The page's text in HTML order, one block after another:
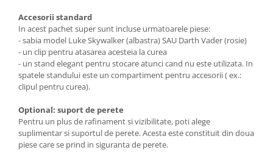
Accesorii standard
In acest pachet super sunt incluse urmatoarele piese:
- sabia model Luke Skywalker (albastra) SAU Darth Vader (rosie)
- un clip pentru atasarea acesteia la curea
- un stand elegant pentru stocare atunci cand nu este utilizata. In
spatele standului este un compartiment pentru accesorii ( ex.:
clipul pentru curea).
Optional: suport de perete
Pentru un plus de rafinament si vizibilitate, poti alege
suplimentar si suportul de perete. Acesta este constituit din doua
piese care se prind in siguranta de perete.